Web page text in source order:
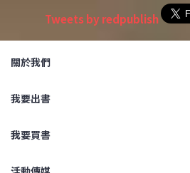
Tweets by redpublish
關於我們
我要出書
我要買書